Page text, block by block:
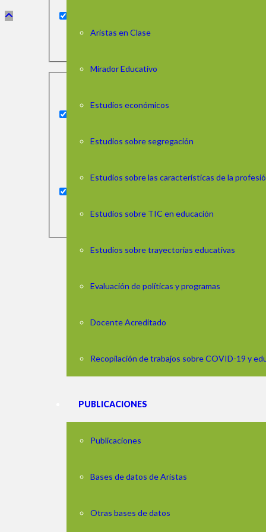
Aristas en Clase
Mirador Educativo
Estudios económicos
Estudios sobre segregación
Estudios sobre las características de la
Estudios sobre TIC en educación
Estudios sobre trayectorias educativas
Evaluación de políticas y programas
Docente Acreditado
Recopilación de trabajos sobre COVID-19 y
PUBLICACIONES
Publicaciones
Bases de datos de Aristas
Otras bases de datos